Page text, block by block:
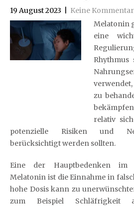
19 August 2023
Keine
Melatonin
eine
zu
relativ
potenzielle Risiken und
berücksichtigt werden sollten.
Eine der Hauptbedenken im
Melatonin ist die Einnahme in
hohe Dosis kann zu
zum Beispiel Schläfrigkeit